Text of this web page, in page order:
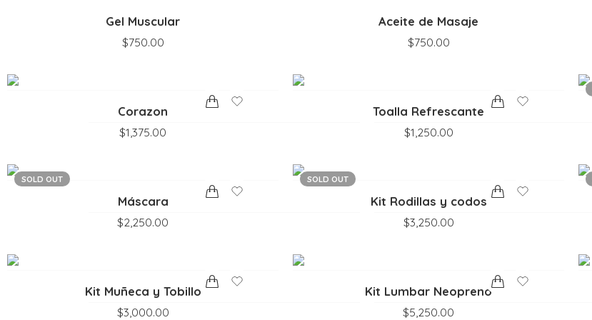
Gel Muscular
$750.00
Aceite de Masaje
$750.00
Corazon
$1,375.00
Toalla Refrescante
$1,250.00
SOLD OUT
Máscara
$2,250.00
SOLD OUT
Kit Rodillas y codos
$3,250.00
Kit Muñeca y Tobillo
$3,000.00
Kit Lumbar Neopreno
$5,250.00